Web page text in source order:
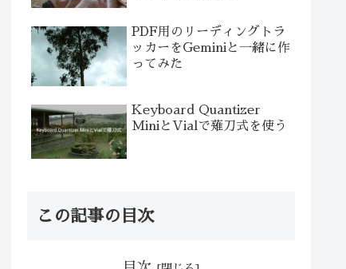
PDF用のリーディングトラ
ッカーをGeminiと一緒に作
ってみた
Keyboard Quantizer
MiniとVialで薙刀式を使う
この記事の目次